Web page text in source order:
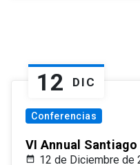
12 DIC
Conferencias
VI Annual
12 de Diciembre de